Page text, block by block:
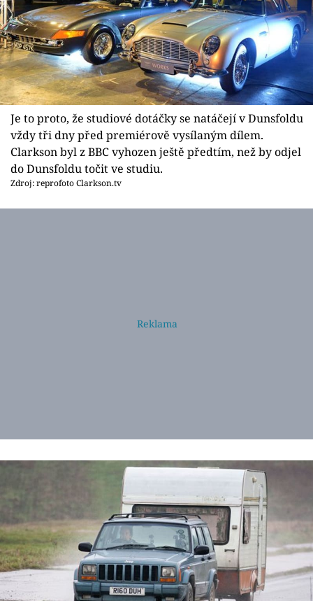
Přihlášení
Sledujte nás
Je to proto, že studiové dotáčky se natáčejí v Dunsfoldu
vždy tři dny před premiérově vysílaným dílem.
Clarkson byl z BBC vyhozen ještě předtím, než by odjel
do Dunsfoldu točit ve studiu.
Zdroj: reprofoto Clarkson.tv